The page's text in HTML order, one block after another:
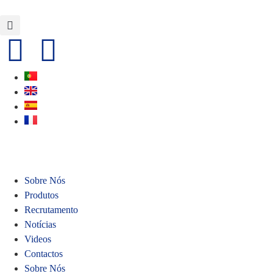
Sobre Nós
Produtos
Recrutamento
Notícias
Videos
Contactos
Sobre Nós